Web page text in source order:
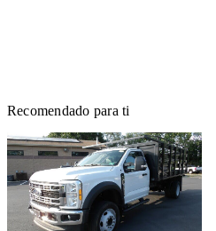
Recomendado para ti